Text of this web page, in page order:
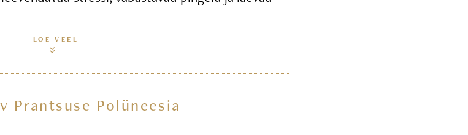
LOE VEEL
Prantsuse Polüneesia